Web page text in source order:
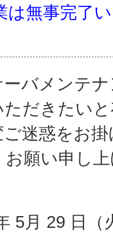
は無事完了
バメンテ
だきたい
迷惑をお
お願い申し
5月 29 日